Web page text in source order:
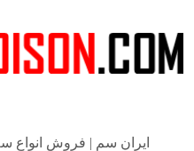
ایران سم | فروش